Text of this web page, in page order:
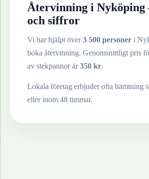
Återvinning i Nyköping
och siffror
Vi har hjälpt över3 500 personer i
boka återvinning. Genomsnittligt pris
av stekpannorär350 kr.
Lokala företag erbjuder ofta hämtning
eller inom 48 timmar.